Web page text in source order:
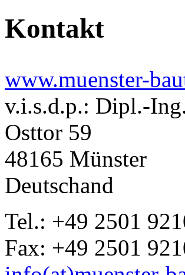
Kontakt
www.muenster-
v.i.s.d.p.: Dipl.-
Osttor 59
48165 Münster
Deutschand
Tel.: +49 2501
Fax: +49 2501